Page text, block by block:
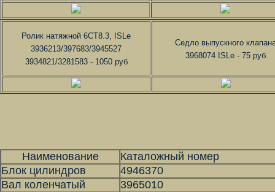
Ролик натяжной 6CT8.3, ISLe
3936213/397683/3945527
3934821/3281583 - 1050 руб
Седло выпускного
3968074 ISLe - 75 руб
Наименование
Каталожный номер
Блок цилиндров
4946370
Вал коленчатый
3965010